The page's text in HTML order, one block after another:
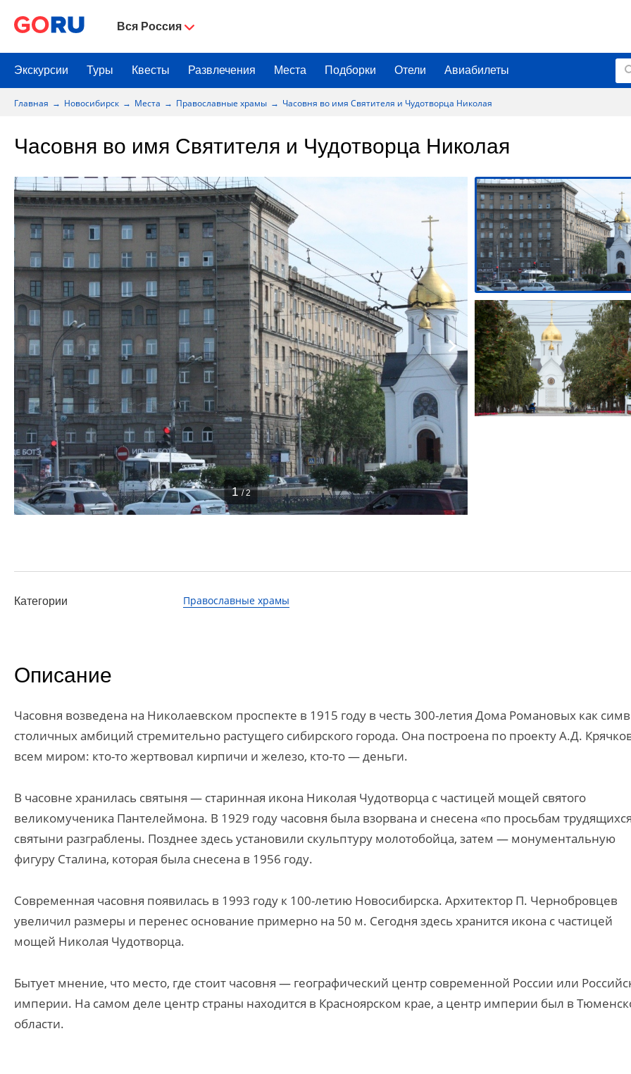
Вся Россия
Экскурсии Туры Квесты Развлечения Места Подборки Отели Авиабилеты
Главная Новосибирск Места Православные храмы Часовня во имя Святителя и Чудотворца Николая
Часовня во имя Святителя и Чудотворца Николая
1 / 2
Категории Православные храмы
Описание
Часовня возведена на Николаевском проспекте в 1915 году в честь 300-летия Дома Романовых как
столичных амбиций стремительно растущего сибирского города. Она построена по проекту А.Д.
всем миром: кто-то жертвовал кирпичи и железо, кто-то — деньги.
В часовне хранилась святыня — старинная икона Николая Чудотворца с частицей мощей святого
великомученика Пантелеймона. В 1929 году часовня была взорвана и снесена «по просьбам
святыни разграблены. Позднее здесь установили скульптуру молотобойца, затем — монументальную
фигуру Сталина, которая была снесена в 1956 году.
Современная часовня появилась в 1993 году к 100-летию Новосибирска. Архитектор П. Чернобровцев
увеличил размеры и перенес основание примерно на 50 м. Сегодня здесь хранится икона с частицей
мощей Николая Чудотворца.
Бытует мнение, что место, где стоит часовня — географический центр современной России или
империи. На самом деле центр страны находится в Красноярском крае, а центр империи был в
области.